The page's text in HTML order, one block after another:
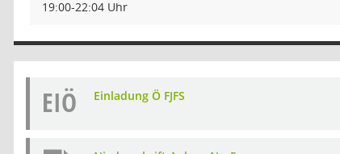
19:00-22:04 Uhr
EIÖ Einladung Ö FJFS